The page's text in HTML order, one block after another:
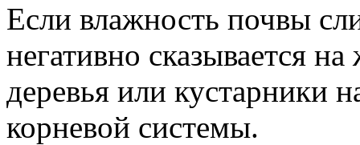
Если влажность почвы
негативно сказывается
деревья или кустарники
корневой системы.